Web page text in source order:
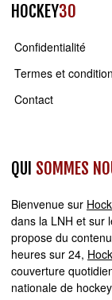
HOCKEY30
Confidentialité
Termes et
Contact
QUI SOMMES
Bienvenue sur
dans la LNH et sur
propose du
heures sur 24,
couverture
nationale de